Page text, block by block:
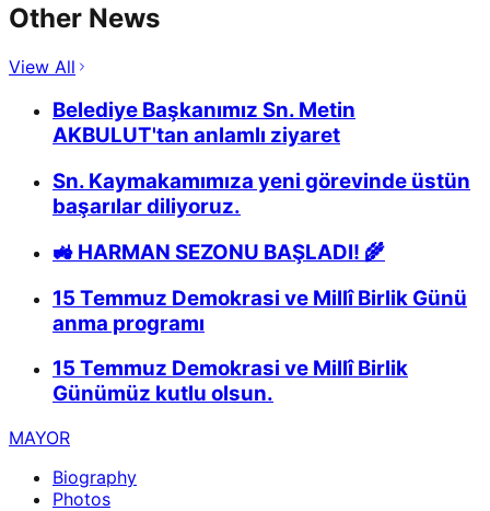
Other News
View All
Belediye Başkanımız Sn. Metin
AKBULUT'tan anlamlı ziyaret
Sn. Kaymakamımıza yeni görevinde üstün
başarılar diliyoruz.
🚜 HARMAN SEZONU BAŞLADI! 🌾
15 Temmuz Demokrasi ve Millî Birlik Günü
anma programı
15 Temmuz Demokrasi ve Millî Birlik
Günümüz kutlu olsun.
MAYOR
Biography
Photos